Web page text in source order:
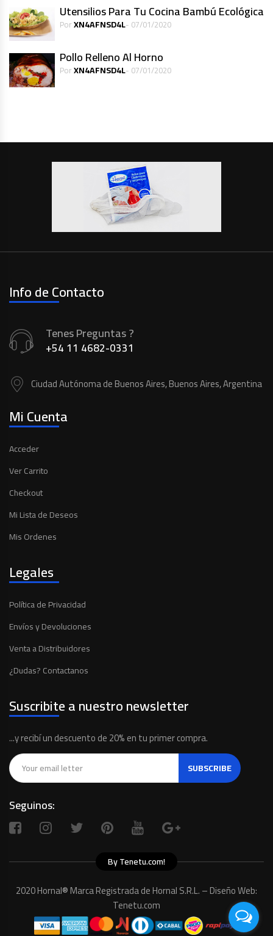
Utensilios Para Tu Cocina Bambú Ecológica
PorXN4AFNSD4L- 07/01/2020
Pollo Relleno Al Horno
PorXN4AFNSD4L- 07/01/2020
Info de Contacto
Tenes Preguntas ?
+54 11 4682-0331
Ciudad Autónoma de Buenos Aires, Buenos Aires, Argentina
Mi Cuenta
Acceder
Ver Carrito
Checkout
Mi Lista de Deseos
Mis Ordenes
Legales
Política de Privacidad
Envíos y Devoluciones
Venta a Distribuidores
¿Dudas? Contactanos
Suscribite a nuestro newsletter
...y recibí un descuento de 20% en tu primer compra.
SUBSCRIBE
Seguinos:
By Tenetu.com!
2020 Hornal® Marca Registrada de Hornal S.R.L. – Diseño Web:
Tenetu.com